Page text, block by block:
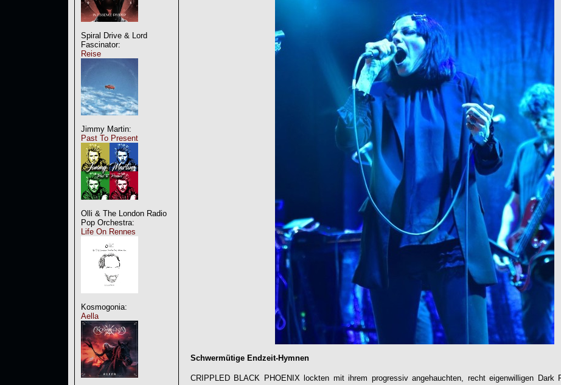
Spiral Drive & Lord
Fascinator:
Reise
Jimmy Martin:
Past To Present
Olli & The London Radio
Pop Orchestra:
Life On Rennes
Kosmogonia:
Aella
Schwermütige Endzeit-Hymnen
CRIPPLED BLACK PHOENIX lockten mit ihrem progressiv angehauchten, recht eigenwilligen Dark